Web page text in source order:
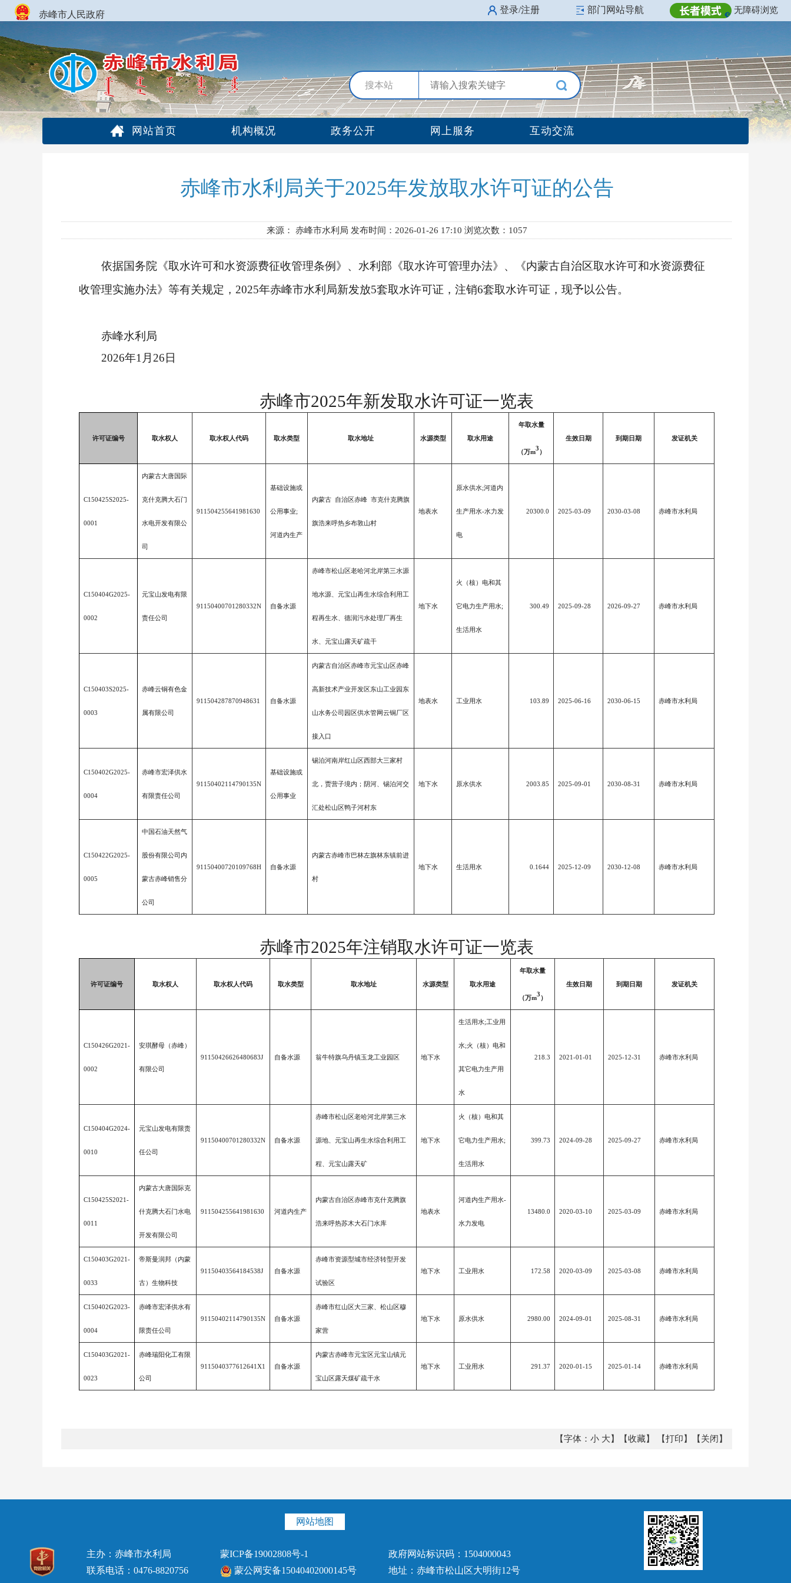
赤峰市人民政府 登录/注册 部门网站导航 无障碍浏览
搜本站
网站首页 机构概况 政务公开 网上服务 互动交流
赤峰市水利局关于2025年发放取水许可证的公告
来源： 赤峰市水利局 发布时间：2026-01-26 17:10 浏览次数：1057
依据国务院《取水许可和水资源费征收管理条例》、水利部《取水许可管理办法》、《内蒙古自治区取水许可和水资源费征
收管理实施办法》等有关规定，2025年赤峰市水利局新发放5套取水许可证，注销6套取水许可证，现予以公告。
赤峰水利局
2026年1月26日
赤峰市2025年新发取水许可证一览表
许可证编号 取水权人 取水权人代码 取水类型 取水地址 水源类型 取水用途
年取水量
（万m
3
）
生效日期 到期日期 发证机关
C150425S2025-
0001
内蒙古大唐国际
克什克腾大石门
水电开发有限公
司
911504255641981630
基础设施或
公用事业;
河道内生产
内蒙古 自治区赤峰 市克什克腾旗
旗浩来呼热乡布敦山村
地表水
原水供水;河道内
生产用水-水力发
电
20300.0 2025-03-09 2030-03-08 赤峰市水利局
C150404G2025-
0002
元宝山发电有限
责任公司
91150400701280332N 自备水源
赤峰市松山区老哈河北岸第三水源
地水源、元宝山再生水综合利用工
程再生水、德润污水处理厂再生
水、元宝山露天矿疏干
地下水
火（核）电和其
它电力生产用水;
生活用水
300.49 2025-09-28 2026-09-27 赤峰市水利局
C150403S2025-
0003
赤峰云铜有色金
属有限公司
911504287870948631 自备水源
内蒙古自治区赤峰市元宝山区赤峰
高新技术产业开发区东山工业园东
山水务公司园区供水管网云铜厂区
接入口
地表水 工业用水 103.89 2025-06-16 2030-06-15 赤峰市水利局
C150402G2025-
0004
赤峰市宏泽供水
有限责任公司
91150402114790135N
基础设施或
公用事业
锡泊河南岸红山区西部大三家村
北，贾营子境内；阴河、锡泊河交
汇处松山区鸭子河村东
地下水 原水供水 2003.85 2025-09-01 2030-08-31 赤峰市水利局
C150422G2025-
0005
中国石油天然气
股份有限公司内
蒙古赤峰销售分
公司
91150400720109768H 自备水源
内蒙古赤峰市巴林左旗林东镇前进
村
地下水 生活用水 0.1644 2025-12-09 2030-12-08 赤峰市水利局
赤峰市2025年注销取水许可证一览表
许可证编号 取水权人 取水权人代码 取水类型 取水地址 水源类型 取水用途
年取水量
（万m
3
）
生效日期 到期日期 发证机关
C150426G2021-
0002
安琪酵母（赤峰）
有限公司
91150426626480683J 自备水源 翁牛特旗乌丹镇玉龙工业园区 地下水
生活用水;工业用
水;火（核）电和
其它电力生产用
水
218.3 2021-01-01 2025-12-31 赤峰市水利局
C150404G2024-
0010
元宝山发电有限责
任公司
91150400701280332N 自备水源
赤峰市松山区老哈河北岸第三水
源地、元宝山再生水综合利用工
程、元宝山露天矿
地下水
火（核）电和其
它电力生产用水;
生活用水
399.73 2024-09-28 2025-09-27 赤峰市水利局
C150425S2021-
0011
内蒙古大唐国际克
什克腾大石门水电
开发有限公司
911504255641981630 河道内生产
内蒙古自治区赤峰市克什克腾旗
浩来呼热苏木大石门水库
地表水
河道内生产用水-
水力发电
13480.0 2020-03-10 2025-03-09 赤峰市水利局
C150403G2021-
0033
帝斯曼润邦（内蒙
古）生物科技
91150403564184538J 自备水源
赤峰市资源型城市经济转型开发
试验区
地下水 工业用水 172.58 2020-03-09 2025-03-08 赤峰市水利局
C150402G2023-
0004
赤峰市宏泽供水有
限责任公司
91150402114790135N 自备水源
赤峰市红山区大三家、松山区穆
家营
地下水 原水供水 2980.00 2024-09-01 2025-08-31 赤峰市水利局
C150403G2021-
0023
赤峰瑞阳化工有限
公司
9115040377612641X1 自备水源
内蒙古赤峰市元宝区元宝山镇元
宝山区露天煤矿疏干水
地下水 工业用水 291.37 2020-01-15 2025-01-14 赤峰市水利局
【字体： 小 大 】【收藏】 【打印 】【 关闭 】
网站地图
主办：赤峰市水利局
联系电话：0476-8820756
蒙ICP备19002808号-1
蒙公网安备15040402000145号
政府网站标识码：1504000043
地址：赤峰市松山区大明街12号